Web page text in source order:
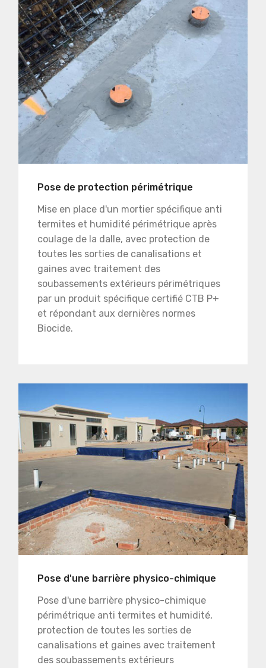
Pose de protection périmétrique
Mise en place d'un mortier spécifique anti
termites et humidité périmétrique après
coulage de la dalle, avec protection de
toutes les sorties de canalisations et
gaines avec traitement des
soubassements extérieurs périmétriques
par un produit spécifique certifié CTB P+
et répondant aux dernières normes
Biocide.
Pose d'une barrière physico-chimique
Pose d'une barrière physico-chimique
périmétrique anti termites et humidité,
protection de toutes les sorties de
canalisations et gaines avec traitement
des soubassements extérieurs